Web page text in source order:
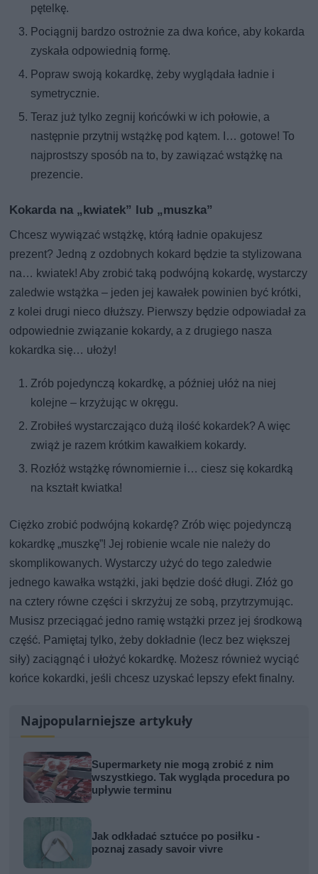
pętelkę.
Pociągnij bardzo ostrożnie za dwa końce, aby kokarda
zyskała odpowiednią formę.
Popraw swoją kokardkę, żeby wyglądała ładnie i
symetrycznie.
Teraz już tylko zegnij końcówki w ich połowie, a
następnie przytnij wstążkę pod kątem. I… gotowe! To
najprostszy sposób na to, by zawiązać wstążkę na
prezencie.
Kokarda na „kwiatek” lub „muszka”
Chcesz wywiązać wstążkę, którą ładnie opakujesz
prezent? Jedną z ozdobnych kokard będzie ta stylizowana
na… kwiatek! Aby zrobić taką podwójną kokardę, wystarczy
zaledwie wstążka – jeden jej kawałek powinien być krótki,
z kolei drugi nieco dłuższy. Pierwszy będzie odpowiadał za
odpowiednie związanie kokardy, a z drugiego nasza
kokardka się… ułoży!
Zrób pojedynczą kokardkę, a później ułóż na niej
kolejne – krzyżując w okręgu.
Zrobiłeś wystarczająco dużą ilość kokardek? A więc
zwiąż je razem krótkim kawałkiem kokardy.
Rozłóż wstążkę równomiernie i… ciesz się kokardką
na kształt kwiatka!
Ciężko zrobić podwójną kokardę? Zrób więc pojedynczą
kokardkę „muszkę”! Jej robienie wcale nie należy do
skomplikowanych. Wystarczy użyć do tego zaledwie
jednego kawałka wstążki, jaki będzie dość długi. Złóż go
na cztery równe części i skrzyżuj ze sobą, przytrzymując.
Musisz przeciągać jedno ramię wstążki przez jej środkową
część. Pamiętaj tylko, żeby dokładnie (lecz bez większej
siły) zaciągnąć i ułożyć kokardkę. Możesz również wyciąć
końce kokardki, jeśli chcesz uzyskać lepszy efekt finalny.
Najpopularniejsze artykuły
Supermarkety nie mogą zrobić z nim
wszystkiego. Tak wygląda procedura po
upływie terminu
Jak odkładać sztućce po posiłku -
poznaj zasady savoir vivre